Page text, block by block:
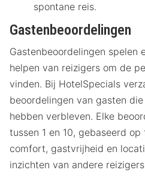
spontane reis.
Gastenbeoordelingen
Gastenbeoordelingen spelen
helpen van reizigers om de
vinden. Bij HotelSpecials
beoordelingen van gasten
hebben verbleven. Elke
tussen 1 en 10, gebaseerd
comfort, gastvrijheid en
inzichten van andere